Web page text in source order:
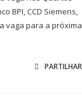
BPI, CCD Siemens,
vaga para a próxima
PARTILHAR